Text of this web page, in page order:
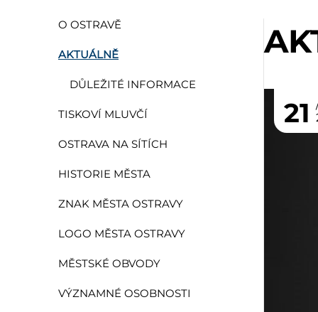
O OSTRAVĚ
AKTUÁLNĚ
DŮLEŽITÉ INFORMACE
TISKOVÍ MLUVČÍ
OSTRAVA NA SÍTÍCH
HISTORIE MĚSTA
ZNAK MĚSTA OSTRAVY
LOGO MĚSTA OSTRAVY
MĚSTSKÉ OBVODY
VÝZNAMNÉ OSOBNOSTI
21